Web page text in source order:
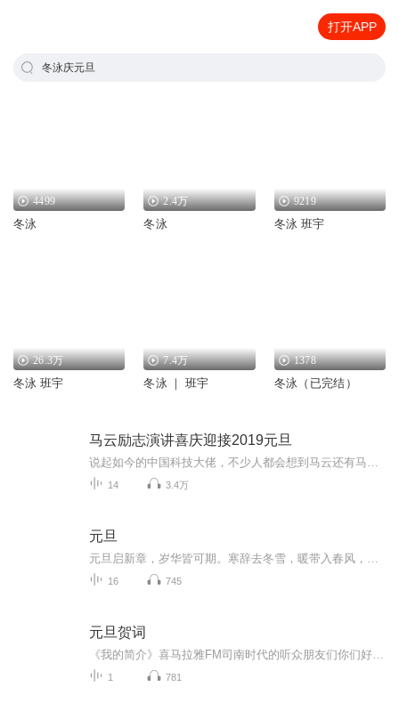
打开APP
冬泳庆元旦
4499
冬泳
2.4万
冬泳
9219
冬泳 班宇
26.3万
冬泳 班宇
7.4万
冬泳 ｜ 班宇
1378
冬泳（已完结）
马云励志演讲喜庆迎接2019元旦
14 3.4万
元旦
16 745
元旦贺词
1 781